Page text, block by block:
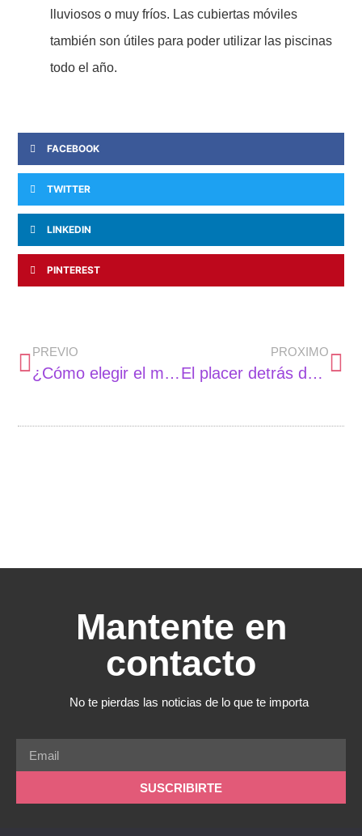
lluviosos o muy fríos. Las cubiertas móviles
también son útiles para poder utilizar las piscinas
todo el año.
FACEBOOK
TWITTER
LINKEDIN
PINTEREST
PREVIO
¿Cómo elegir el mejor profesor de inglés de primaria?
PROXIMO
El placer detrás de los masajes tántricos
Mantente en
contacto
No te pierdas las noticias de lo que te importa
SUSCRIBIRTE